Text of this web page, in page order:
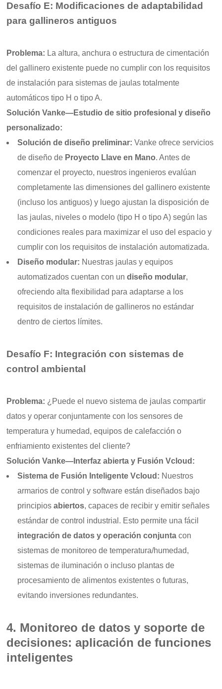
Desafío E: Modificaciones de adaptabilidad
para gallineros antiguos
Problema: La altura, anchura o estructura de cimentación
del gallinero existente puede no cumplir con los requisitos
de instalación para sistemas de jaulas totalmente
automáticos tipo H o tipo A.
Solución Vanke—Estudio de sitio profesional y diseño
personalizado:
Solución de diseño preliminar: Vanke ofrece servicios
de diseño de Proyecto Llave en Mano. Antes de
comenzar el proyecto, nuestros ingenieros evalúan
completamente las dimensiones del gallinero existente
(incluso los antiguos) y luego ajustan la disposición de
las jaulas, niveles o modelo (tipo H o tipo A) según las
condiciones reales para maximizar el uso del espacio y
cumplir con los requisitos de instalación automatizada.
Diseño modular: Nuestras jaulas y equipos
automatizados cuentan con undiseño modular,
ofreciendo alta flexibilidad para adaptarse a los
requisitos de instalación de gallineros no estándar
dentro de ciertos límites.
Desafío F: Integración con sistemas de
control ambiental
Problema: ¿Puede el nuevo sistema de jaulas compartir
datos y operar conjuntamente con los sensores de
temperatura y humedad, equipos de calefacción o
enfriamiento existentes del cliente?
Solución Vanke—Interfaz abierta y Fusión Vcloud:
Sistema de Fusión Inteligente Vcloud: Nuestros
armarios de control y software están diseñados bajo
principiosabiertos, capaces de recibir y emitir señales
estándar de control industrial. Esto permite una fácil
integración de datos y operación conjunta con
sistemas de monitoreo de temperatura/humedad,
sistemas de iluminación o incluso plantas de
procesamiento de alimentos existentes o futuras,
evitando inversiones redundantes.
4. Monitoreo de datos y soporte de
decisiones: aplicación de funciones
inteligentes